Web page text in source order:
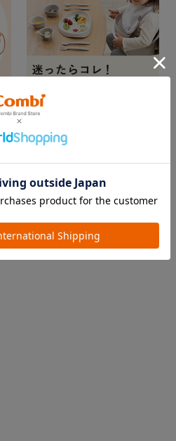
ギフトを贈ってお祝いしよ
ITEM
見た商品